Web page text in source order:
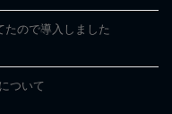
たので導入しました
ついて